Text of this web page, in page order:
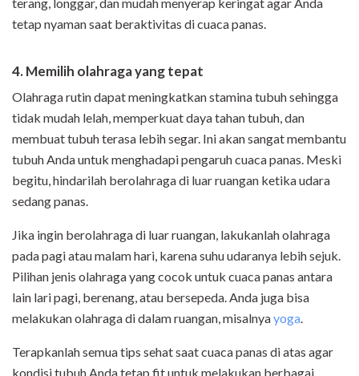
tetap nyaman saat beraktivitas di cuaca panas.
4. Memilih olahraga yang tepat
Olahraga rutin dapat meningkatkan stamina tubuh sehingga
tidak mudah lelah, memperkuat daya tahan tubuh, dan
membuat tubuh terasa lebih segar. Ini akan sangat membantu
tubuh Anda untuk menghadapi pengaruh cuaca panas. Meski
begitu, hindarilah berolahraga di luar ruangan ketika udara
sedang panas.
Jika ingin berolahraga di luar ruangan, lakukanlah olahraga
pada pagi atau malam hari, karena suhu udaranya lebih sejuk.
Pilihan jenis olahraga yang cocok untuk cuaca panas antara
lain lari pagi, berenang, atau bersepeda. Anda juga bisa
melakukan olahraga di dalam ruangan, misalnyayoga.
Terapkanlah semua tips sehat saat cuaca panas di atas agar
kondisi tubuh Anda tetap fit untuk melakukan berbagai